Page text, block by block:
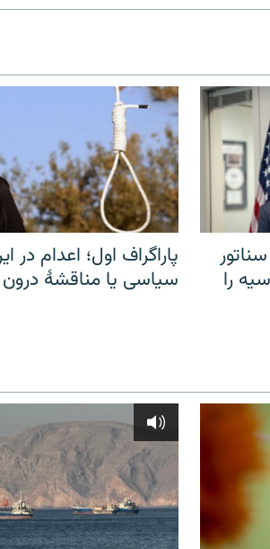
را
پاراگراف اول؛ اعدام در
سیاسی یا مناقشهٔ